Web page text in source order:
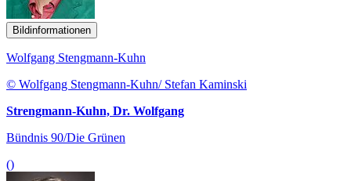
Bildinformationen
Wolfgang Stengmann-Kuhn
© Wolfgang Stengmann-Kuhn/ Stefan Kaminski
Strengmann-Kuhn, Dr. Wolfgang
Bündnis 90/Die Grünen
()